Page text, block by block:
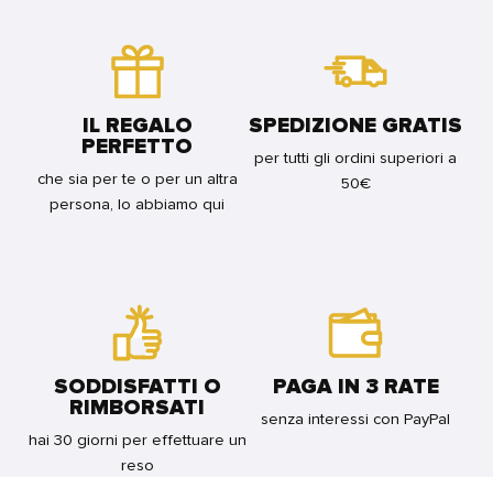
TRACOLLA
FIGURAL
PUMPKIN
BUNDLE
TRACOLLA
BUNDLE
IL REGALO
PERFETTO
che sia per te o per un altra
persona, lo abbiamo qui
SPEDIZIONE GRATIS
per tutti gli ordini superiori a
50€
SODDISFATTI O
RIMBORSATI
hai 30 giorni per effettuare un
reso
PAGA IN 3 RATE
senza interessi con PayPal